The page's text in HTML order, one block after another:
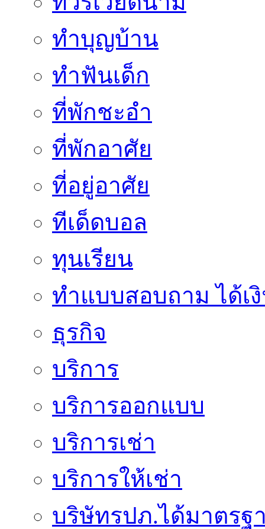
ทำบุญบ้าน
ทำฟันเด็ก
ที่พักชะอำ
ที่พักอาศัย
ที่อยู่อาศัย
ทีเด็ดบอล
ทุนเรียน
ทําแบบสอบถาม ได้เ
ธุรกิจ
บริการ
บริการออกแบบ
บริการเช่า
บริการให้เช่า
บริษัทรปภ.ได้มาตรฐ